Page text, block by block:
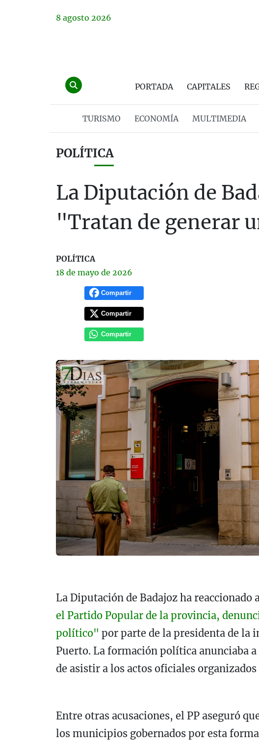
8 agosto 2026
PORTADA CAPITALES
TURISMO ECONOMÍA MULTIMEDIA
POLÍTICA
La Diputación de
"Tratan de generar
POLÍTICA
18 de mayo de 2026
Compartir
Compartir
Compartir
La Diputación de Badajoz ha reaccionado
el Partido Popular de la provincia,
político" por parte de la presidenta de la
Puerto. La formación política anunciaba a
de asistir a los actos oficiales
Entre otras acusaciones, el PP aseguró
los municipios gobernados por esta